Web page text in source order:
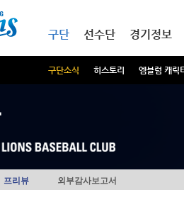
구단
구단소식 히스토리 엠블럼 캐릭
선수단 경기정보
프리뷰 외부감사보고서